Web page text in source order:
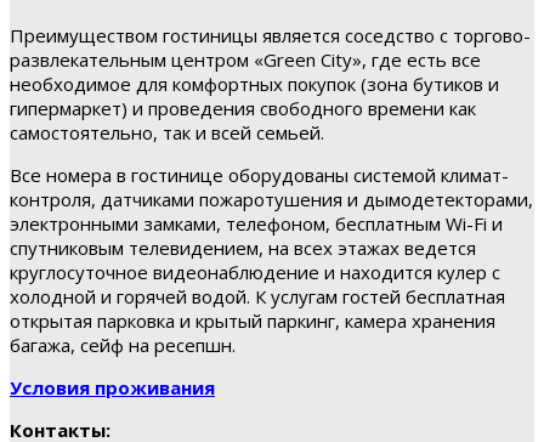
Преимуществом гостиницы является соседство с торгово-
развлекательным центром «Green City», где есть все
необходимое для комфортных покупок (зона бутиков и
гипермаркет) и проведения свободного времени как
самостоятельно, так и всей семьей.
Все номера в гостинице оборудованы системой климат-
контроля, датчиками пожаротушения и дымодетекторами,
электронными замками, телефоном, бесплатным Wi-Fi и
спутниковым телевидением, на всех этажах ведется
круглосуточное видеонаблюдение и находится кулер с
холодной и горячей водой. К услугам гостей бесплатная
открытая парковка и крытый паркинг, камера хранения
багажа, сейф на ресепшн.
Условия проживания
Контакты: